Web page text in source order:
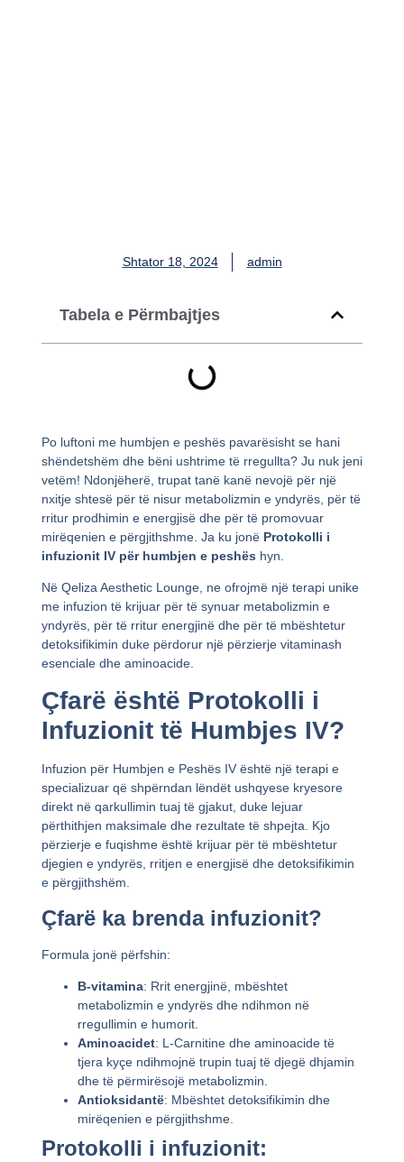
Shtator 18, 2024 admin
Po luftoni me humbjen e peshës pavarësisht se hani
shëndetshëm dhe bëni ushtrime të rregullta? Ju nuk jeni
vetëm! Ndonjëherë, trupat tanë kanë nevojë për një
nxitje shtesë për të nisur metabolizmin e yndyrës, për të
rritur prodhimin e energjisë dhe për të promovuar
mirëqenien e përgjithshme. Ja ku jonë Protokolli i
infuzionit IV për humbjen e peshës hyn.
Në Qeliza Aesthetic Lounge, ne ofrojmë një terapi unike
me infuzion të krijuar për të synuar metabolizmin e
yndyrës, për të rritur energjinë dhe për të mbështetur
detoksifikimin duke përdorur një përzierje vitaminash
esenciale dhe aminoacide.
Çfarë është Protokolli i
Infuzionit të Humbjes IV?
Infuzion për Humbjen e Peshës IV është një terapi e
specializuar që shpërndan lëndët ushqyese kryesore
direkt në qarkullimin tuaj të gjakut, duke lejuar
përthithjen maksimale dhe rezultate të shpejta. Kjo
përzierje e fuqishme është krijuar për të mbështetur
djegien e yndyrës, rritjen e energjisë dhe detoksifikimin
e përgjithshëm.
Çfarë ka brenda infuzionit?
Formula jonë përfshin:
B-vitamina: Rrit energjinë, mbështet
metabolizmin e yndyrës dhe ndihmon në
rregullimin e humorit.
Aminoacidet: L-Carnitine dhe aminoacide të
tjera kyçe ndihmojnë trupin tuaj të djegë dhjamin
dhe të përmirësojë metabolizmin.
Antioksidantë: Mbështet detoksifikimin dhe
mirëqenien e përgjithshme.
Protokolli i infuzionit:
Tabela e Përmbajtjes